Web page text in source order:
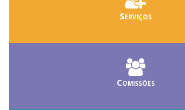
Serviços
Comissões